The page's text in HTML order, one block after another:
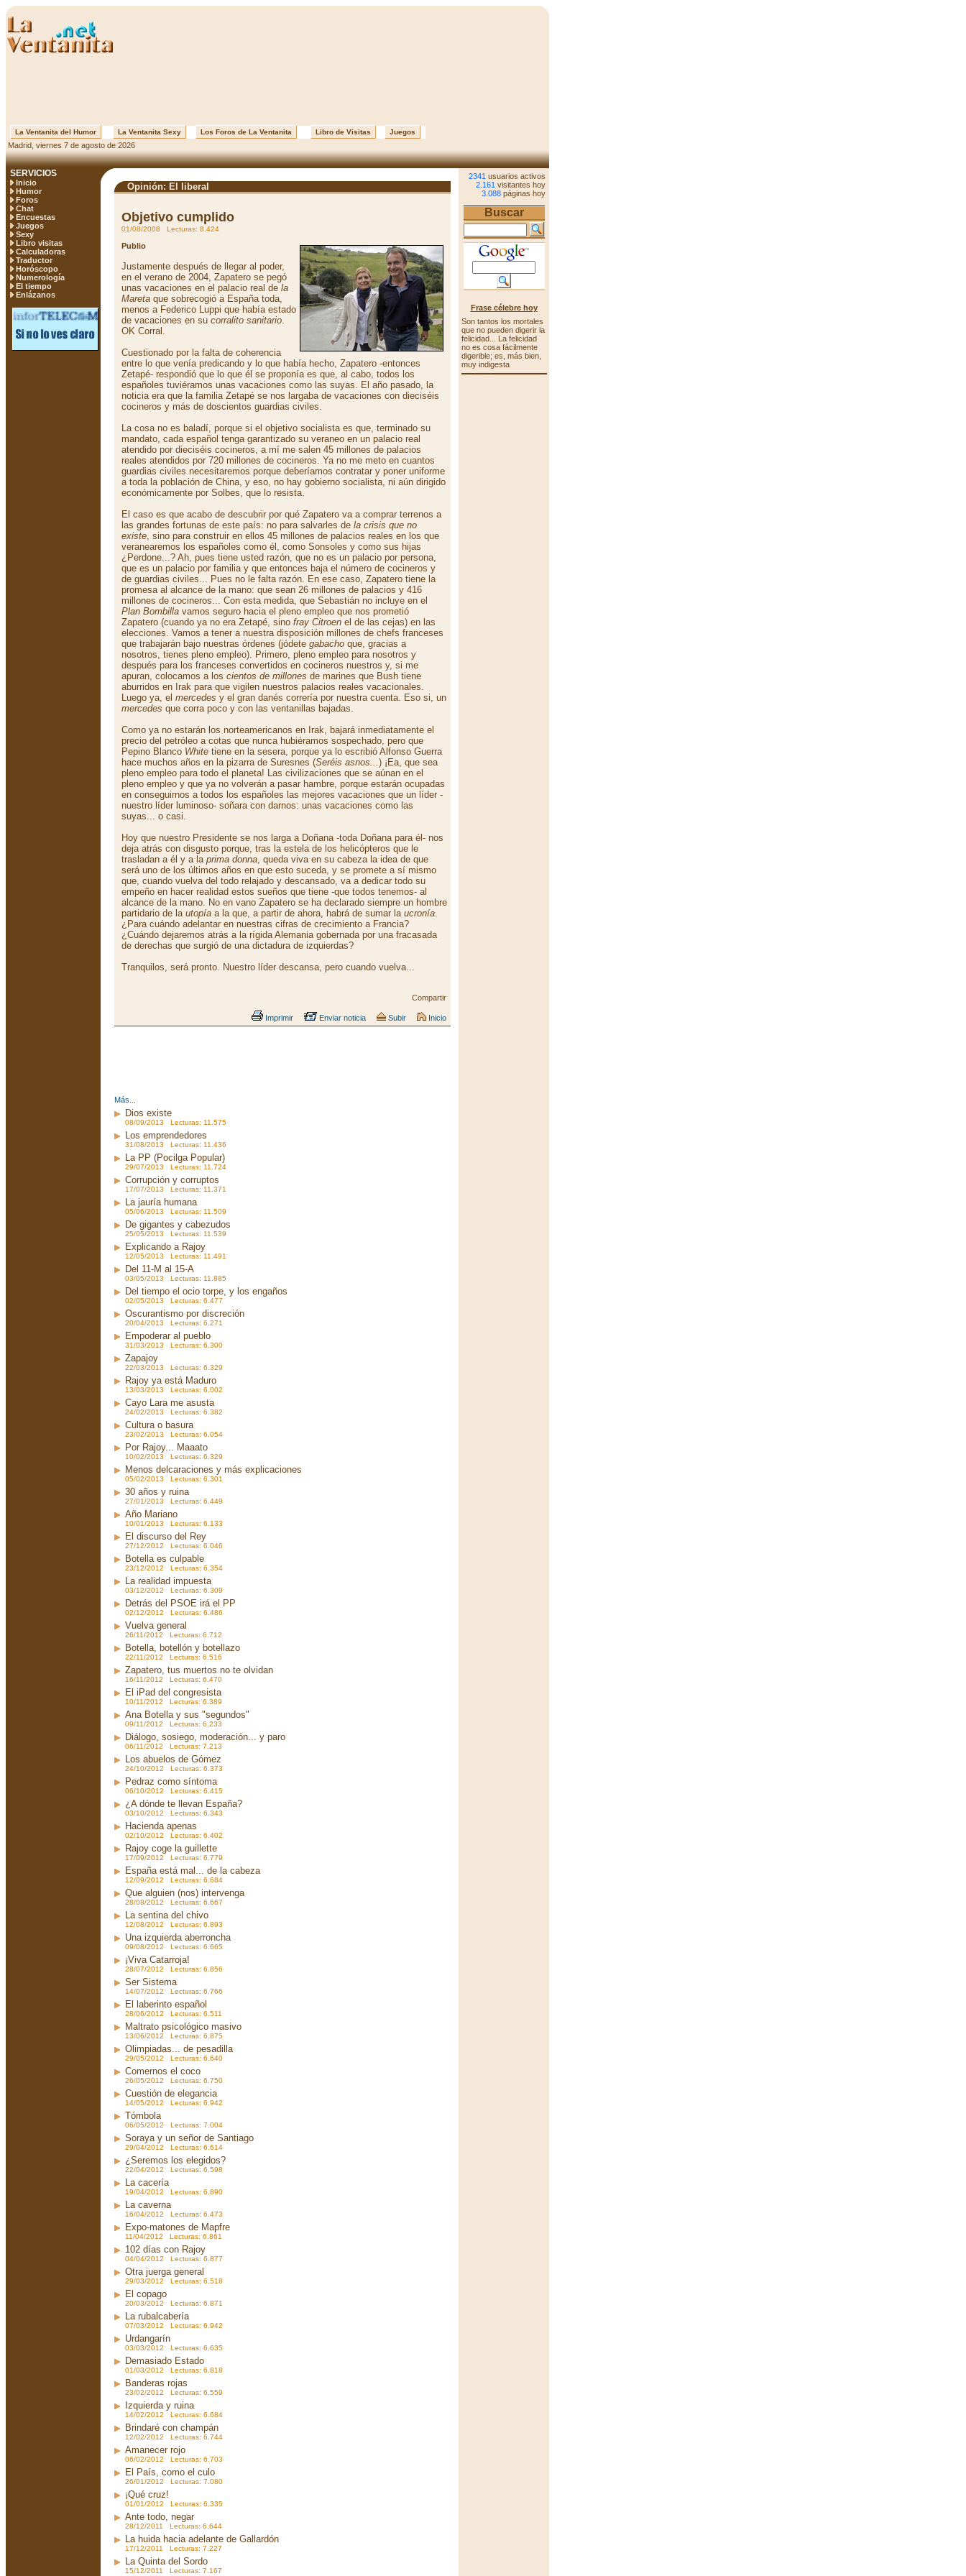
La Ventanita del Humor La Ventanita Sexy Los Foros de La Ventanita Libro de Visitas Juegos
Madrid, viernes 7 de agosto de 2026
SERVICIOS
Inicio
Humor
Foros
Chat
Encuestas
Juegos
Sexy
Libro visitas
Calculadoras
Traductor
Horóscopo
Numerología
El tiempo
Enlázanos
Opinión: El liberal
Objetivo cumplido
01/08/2008 Lecturas: 8.424
Publio
Justamente después de llegar al poder,
en el verano de 2004, Zapatero se pegó
unas vacaciones en el palacio real de la
Mareta que sobrecogió a España toda,
menos a Federico Luppi que había estado
de vacaciones en su corralito sanitario.
OK Corral.
Cuestionado por la falta de coherencia
entre lo que venía predicando y lo que había hecho, Zapatero -entonces
Zetapé- respondió que lo que él se proponía es que, al cabo, todos los
españoles tuviéramos unas vacaciones como las suyas. El año pasado, la
noticia era que la familia Zetapé se nos largaba de vacaciones con dieciséis
cocineros y más de doscientos guardias civiles.
La cosa no es baladí, porque si el objetivo socialista es que, terminado su
mandato, cada español tenga garantizado su veraneo en un palacio real
atendido por dieciséis cocineros, a mí me salen 45 millones de palacios
reales atendidos por 720 millones de cocineros. Ya no me meto en cuantos
guardias civiles necesitaremos porque deberíamos contratar y poner uniforme
a toda la población de China, y eso, no hay gobierno socialista, ni aún dirigido
económicamente por Solbes, que lo resista.
El caso es que acabo de descubrir por qué Zapatero va a comprar terrenos a
las grandes fortunas de este país: no para salvarles de la crisis que no
existe, sino para construir en ellos 45 millones de palacios reales en los que
veranearemos los españoles como él, como Sonsoles y como sus hijas
¿Perdone...? Ah, pues tiene usted razón, que no es un palacio por persona,
que es un palacio por familia y que entonces baja el número de cocineros y
de guardias civiles... Pues no le falta razón. En ese caso, Zapatero tiene la
promesa al alcance de la mano: que sean 26 millones de palacios y 416
millones de cocineros... Con esta medida, que Sebastián no incluye en el
Plan Bombilla vamos seguro hacia el pleno empleo que nos prometió
Zapatero (cuando ya no era Zetapé, sino fray Citroen el de las cejas) en las
elecciones. Vamos a tener a nuestra disposición millones de chefs franceses
que trabajarán bajo nuestras órdenes (jódete gabacho que, gracias a
nosotros, tienes pleno empleo). Primero, pleno empleo para nosotros y
después para los franceses convertidos en cocineros nuestros y, si me
apuran, colocamos a los cientos de millones de marines que Bush tiene
aburridos en Irak para que vigilen nuestros palacios reales vacacionales.
Luego ya, el mercedes y el gran danés correría por nuestra cuenta. Eso si, un
mercedes que corra poco y con las ventanillas bajadas.
Como ya no estarán los norteamericanos en Irak, bajará inmediatamente el
precio del petróleo a cotas que nunca hubiéramos sospechado, pero que
Pepino Blanco White tiene en la sesera, porque ya lo escribió Alfonso Guerra
hace muchos años en la pizarra de Suresnes (Seréis asnos...) ¡Ea, que sea
pleno empleo para todo el planeta! Las civilizaciones que se aúnan en el
pleno empleo y que ya no volverán a pasar hambre, porque estarán ocupadas
en conseguirnos a todos los españoles las mejores vacaciones que un líder -
nuestro líder luminoso- soñara con darnos: unas vacaciones como las
suyas... o casi.
Hoy que nuestro Presidente se nos larga a Doñana -toda Doñana para él- nos
deja atrás con disgusto porque, tras la estela de los helicópteros que le
trasladan a él y a la prima donna, queda viva en su cabeza la idea de que
será uno de los últimos años en que esto suceda, y se promete a sí mismo
que, cuando vuelva del todo relajado y descansado, va a dedicar todo su
empeño en hacer realidad estos sueños que tiene -que todos tenemos- al
alcance de la mano. No en vano Zapatero se ha declarado siempre un hombre
partidario de la utopía a la que, a partir de ahora, habrá de sumar la ucronía.
¿Para cuándo adelantar en nuestras cifras de crecimiento a Francia?
¿Cuándo dejaremos atrás a la rígida Alemania gobernada por una fracasada
de derechas que surgió de una dictadura de izquierdas?
Tranquilos, será pronto. Nuestro líder descansa, pero cuando vuelva...
Compartir
Imprimir Enviar noticia Subir Inicio
Más...
Dios existe
08/09/2013 Lecturas: 11.575
Los emprendedores
31/08/2013 Lecturas: 11.436
La PP (Pocilga Popular)
29/07/2013 Lecturas: 11.724
Corrupción y corruptos
17/07/2013 Lecturas: 11.371
La jauría humana
05/06/2013 Lecturas: 11.509
De gigantes y cabezudos
25/05/2013 Lecturas: 11.539
Explicando a Rajoy
12/05/2013 Lecturas: 11.491
Del 11-M al 15-A
03/05/2013 Lecturas: 11.885
Del tiempo el ocio torpe, y los engaños
02/05/2013 Lecturas: 6.477
Oscurantismo por discreción
20/04/2013 Lecturas: 6.271
Empoderar al pueblo
31/03/2013 Lecturas: 6.300
Zapajoy
22/03/2013 Lecturas: 6.329
Rajoy ya está Maduro
13/03/2013 Lecturas: 6.002
Cayo Lara me asusta
24/02/2013 Lecturas: 6.382
Cultura o basura
23/02/2013 Lecturas: 6.054
Por Rajoy... Maaato
10/02/2013 Lecturas: 6.329
Menos delcaraciones y más explicaciones
05/02/2013 Lecturas: 6.301
30 años y ruina
27/01/2013 Lecturas: 6.449
Año Mariano
10/01/2013 Lecturas: 6.133
El discurso del Rey
27/12/2012 Lecturas: 6.046
Botella es culpable
23/12/2012 Lecturas: 6.354
La realidad impuesta
03/12/2012 Lecturas: 6.309
Detrás del PSOE irá el PP
02/12/2012 Lecturas: 6.486
Vuelva general
26/11/2012 Lecturas: 6.712
Botella, botellón y botellazo
22/11/2012 Lecturas: 6.516
Zapatero, tus muertos no te olvidan
16/11/2012 Lecturas: 6.470
El iPad del congresista
10/11/2012 Lecturas: 6.389
Ana Botella y sus "segundos"
09/11/2012 Lecturas: 6.233
Diálogo, sosiego, moderación... y paro
06/11/2012 Lecturas: 7.213
Los abuelos de Gómez
24/10/2012 Lecturas: 6.373
Pedraz como síntoma
06/10/2012 Lecturas: 6.415
¿A dónde te llevan España?
03/10/2012 Lecturas: 6.343
Hacienda apenas
02/10/2012 Lecturas: 6.402
Rajoy coge la guillette
17/09/2012 Lecturas: 6.779
España está mal... de la cabeza
12/09/2012 Lecturas: 6.684
Que alguien (nos) intervenga
28/08/2012 Lecturas: 6.667
La sentina del chivo
12/08/2012 Lecturas: 6.893
Una izquierda aberroncha
09/08/2012 Lecturas: 6.665
¡Viva Catarroja!
28/07/2012 Lecturas: 6.856
Ser Sistema
14/07/2012 Lecturas: 6.766
El laberinto español
28/06/2012 Lecturas: 6.511
Maltrato psicológico masivo
13/06/2012 Lecturas: 6.875
Olimpiadas... de pesadilla
29/05/2012 Lecturas: 6.640
Comernos el coco
26/05/2012 Lecturas: 6.750
Cuestión de elegancia
14/05/2012 Lecturas: 6.942
Tómbola
06/05/2012 Lecturas: 7.004
Soraya y un señor de Santiago
29/04/2012 Lecturas: 6.614
¿Seremos los elegidos?
22/04/2012 Lecturas: 6.598
La cacería
19/04/2012 Lecturas: 6.890
La caverna
16/04/2012 Lecturas: 6.473
Expo-matones de Mapfre
11/04/2012 Lecturas: 6.861
102 días con Rajoy
04/04/2012 Lecturas: 6.877
Otra juerga general
29/03/2012 Lecturas: 6.518
El copago
20/03/2012 Lecturas: 6.871
La rubalcabería
07/03/2012 Lecturas: 6.942
Urdangarín
03/03/2012 Lecturas: 6.635
Demasiado Estado
01/03/2012 Lecturas: 6.818
Banderas rojas
23/02/2012 Lecturas: 6.559
Izquierda y ruina
14/02/2012 Lecturas: 6.684
Brindaré con champán
12/02/2012 Lecturas: 6.744
Amanecer rojo
06/02/2012 Lecturas: 6.703
El País, como el culo
26/01/2012 Lecturas: 7.080
¡Qué cruz!
01/01/2012 Lecturas: 6.335
Ante todo, negar
28/12/2011 Lecturas: 6.644
La huida hacia adelante de Gallardón
17/12/2011 Lecturas: 7.227
La Quinta del Sordo
15/12/2011 Lecturas: 7.167
2341 usuarios activos
2.161 visitantes hoy
3.088 páginas hoy
Buscar
Frase célebre hoy
Son tantos los mortales
que no pueden digerir la
felicidad... La felicidad
no es cosa fácilmente
digerible; es, más bien,
muy indigesta